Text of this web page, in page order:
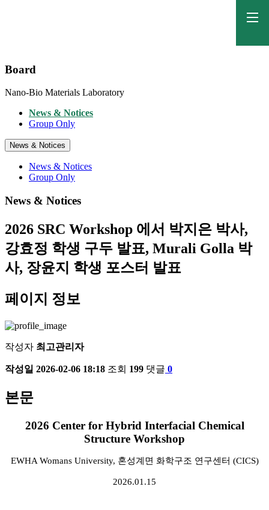
Board
Nano-Bio Materials Laboratory
News & Notices
Group Only
News & Notices
News & Notices
Group Only
News & Notices
2026 SRC Workshop 에서 박지은 박사,
강효정 학생 구두 발표, Murali Golla 박
사, 장윤지 학생 포스터 발표
페이지 정보
작성자 최고관리자
작성일 2026-02-06 18:18 조회 199 댓글 0
본문
2026 Center for Hybrid Interfacial Chemical
Structure Workshop
EWHA Womans University, 혼성계면 화학구조 연구센터 (CICS)
2026.01.15